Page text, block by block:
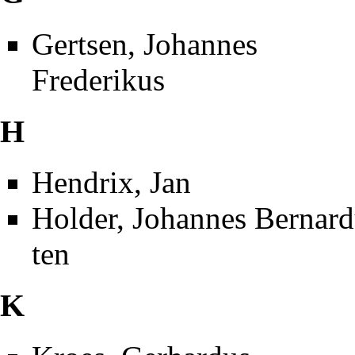
Gertsen, Johannes
Frederikus
H
Hendrix, Jan
Holder, Johannes
ten
K